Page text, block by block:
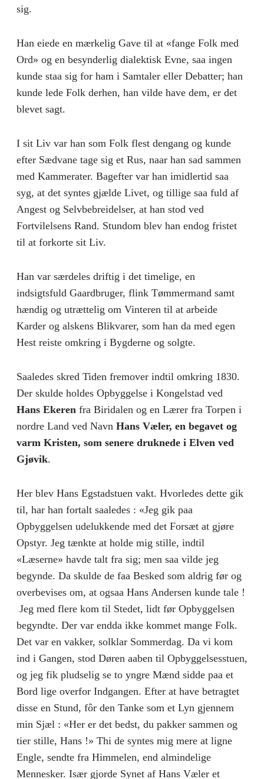
sig.
Han eiede en mærkelig Gave til at «fange Folk med
Ord» og en besynderlig dialektisk Evne, saa ingen
kunde staa sig for ham i Samtaler eller Debatter; han
kunde lede Folk derhen, han vilde have dem, er det
blevet sagt.
I sit Liv var han som Folk flest dengang og kunde
efter Sædvane tage sig et Rus, naar han sad sammen
med Kammerater. Bagefter var han imidlertid saa
syg, at det syntes gjælde Livet, og tillige saa fuld af
Angest og Selvbebreidelser, at han stod ved
Fortvilelsens Rand. Stundom blev han endog fristet
til at forkorte sit Liv.
Han var særdeles driftig i det timelige, en
indsigtsfuld Gaardbruger, flink Tømmermand samt
hændig og utrættelig om Vinteren til at arbeide
Karder og alskens Blikvarer, som han da med egen
Hest reiste omkring i Bygderne og solgte.
Saaledes skred Tiden fremover indtil omkring 1830.
Der skulde holdes Opbyggelse i Kongelstad ved
Hans Ekeren fra Biridalen og en Lærer fra Torpen i
nordre Land ved Navn Hans Væler, en begavet og
varm Kristen, som senere druknede i Elven ved
Gjøvik.
Her blev Hans Egstadstuen vakt. Hvorledes dette gik
til, har han fortalt saaledes : «Jeg gik paa
Opbyggelsen udelukkende med det Forsæt at gjøre
Opstyr. Jeg tænkte at holde mig stille, indtil
«Læserne» havde talt fra sig; men saa vilde jeg
begynde. Da skulde de faa Besked som aldrig før og
overbevises om, at ogsaa Hans Andersen kunde tale !
Jeg med flere kom til Stedet, lidt før Opbyggelsen
begyndte. Der var endda ikke kommet mange Folk.
Det var en vakker, solklar Sommerdag. Da vi kom
ind i Gangen, stod Døren aaben til Opbyggelsesstuen,
og jeg fik pludselig se to yngre Mænd sidde paa et
Bord lige overfor Indgangen. Efter at have betragtet
disse en Stund, fôr den Tanke som et Lyn gjennem
min Sjæl : «Her er det bedst, du pakker sammen og
tier stille, Hans !» Thi de syntes mig mere at ligne
Engle, sendte fra Himmelen, end almindelige
Mennesker. Især gjorde Synet af Hans Væler et